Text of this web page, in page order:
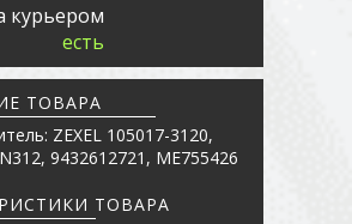
курьером
есть
ТОВАРА
ZEXEL 105017-3120,
9432612721, ME755426
ТОВАРА